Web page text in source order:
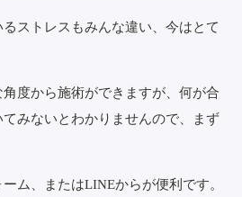
ストレスもみんな違い、今はとて
度から施術ができますが、何が合
みないとわかりませんので、まず
ム、またはLINEからが便利です。